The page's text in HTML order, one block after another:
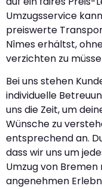
Umzugsservice
preiswerte
Nîmes erhältst,
verzichten zu
Bei uns stehen
individuelle
uns die Zeit, um
Wünsche zu
entsprechend an.
dass wir uns um
Umzug von
angenehmen